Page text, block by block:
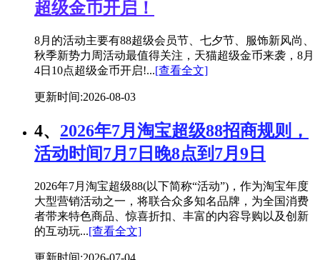
超级金币开启！
8月的活动主要有88超级会员节、七夕节、服饰新风尚、
秋季新势力周活动最值得关注，天猫超级金币来袭，8月
4日10点超级金币开启!...[查看全文]
更新时间:2026-08-03
4、 2026年7月淘宝超级88招商规则，
活动时间7月7日晚8点到7月9日
2026年7月淘宝超级88(以下简称“活动”)，作为淘宝年度
大型营销活动之一，将联合众多知名品牌，为全国消费
者带来特色商品、惊喜折扣、丰富的内容导购以及创新
的互动玩...[查看全文]
更新时间:2026-07-04